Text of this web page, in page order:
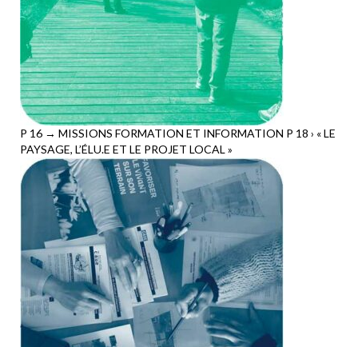
P 16 → MISSIONS FORMATION ET INFORMATION P 18 › « LE
PAYSAGE, L’ÉLU.E ET LE PROJET LOCAL »